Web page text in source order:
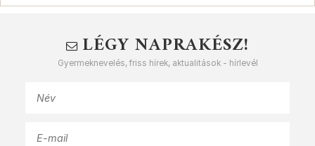
LÉGY NAPRAKÉSZ!
Gyermeknevelés, friss hírek, aktualitások - hírlevél